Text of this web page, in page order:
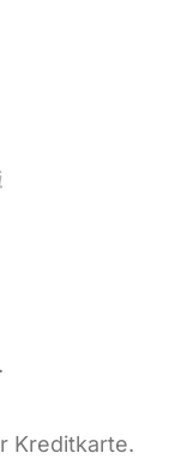
Kreditkarte.